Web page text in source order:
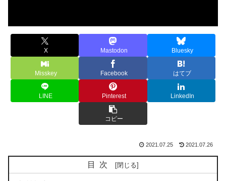
X Mastodon Bluesky
Misskey Facebook はてブ
LINE Pinterest LinkedIn
コピー
2021.07.25 2021.07.26
目次